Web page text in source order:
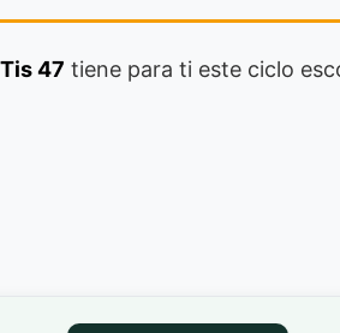
47 tiene para ti este ciclo